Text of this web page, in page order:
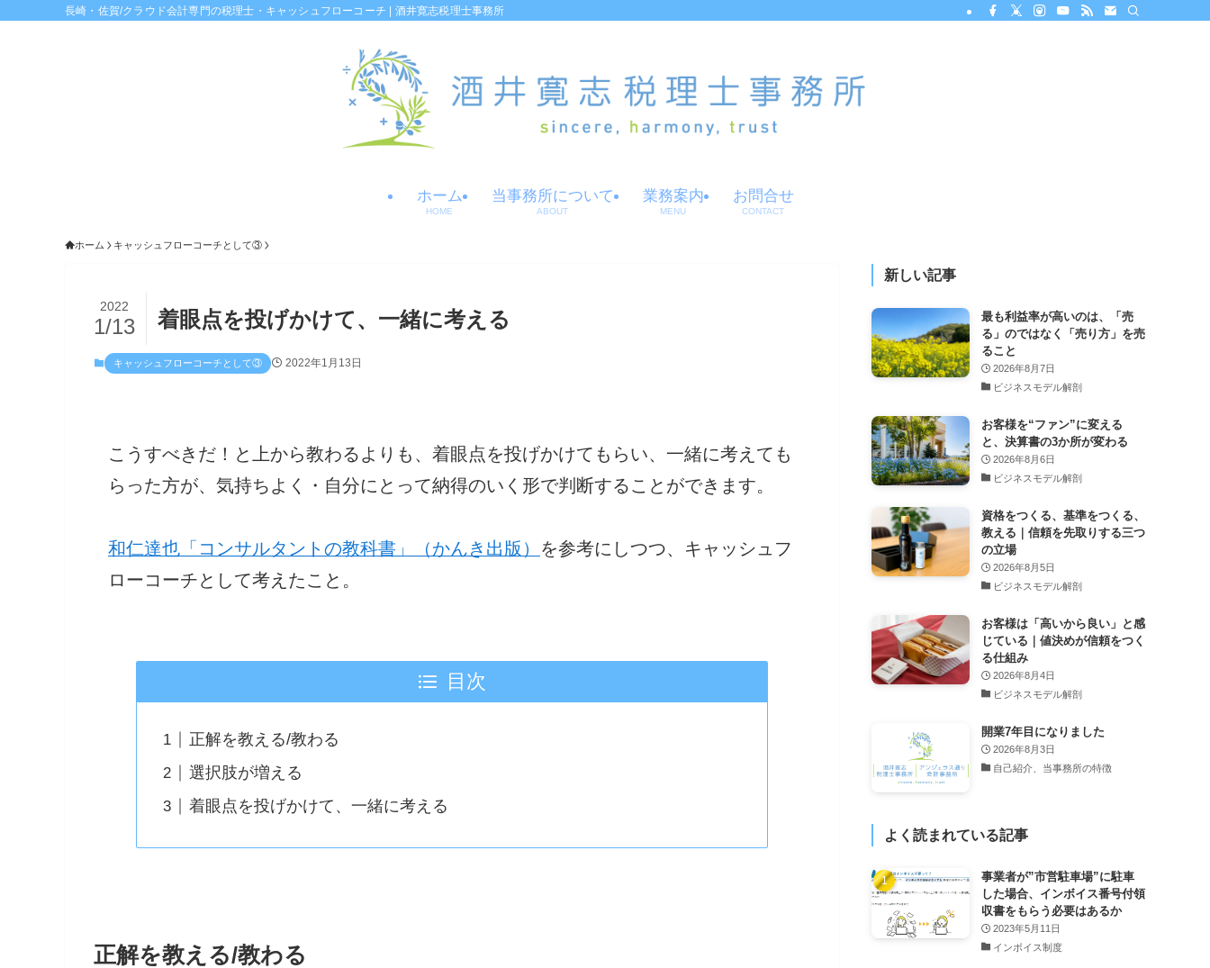
長崎・佐賀/クラウド会計専門の税理士・キャッシュフローコーチ | 酒井寛志税理士事務所
ホーム
HOME
当事務所について
ABOUT
業務案内
MENU
お問合せ
CONTACT
ホーム キャッシュフローコーチとして③
着眼点を投げかけて、一緒に考える
2022
1/13
キャッシュフローコーチとして③ 2022年1月13日
こうすべきだ！と上から教わるよりも、着眼点を投げかけてもらい、一緒に考えても
らった方が、気持ちよく・自分にとって納得のいく形で判断することができます。
和仁達也「コンサルタントの教科書」（かんき出版） を参考にしつつ、キャッシュフ
ローコーチとして考えたこと。
目次
正解を教える/教わる
選択肢が増える
着眼点を投げかけて、一緒に考える
正解を教える/教わる
新しい記事
最も利益率が高いのは、「売
る」のではなく「売り方」を売
ること
2026年8月7日
ビジネスモデル解剖
お客様を“ファン”に変える
と、決算書の3か所が変わる
2026年8月6日
ビジネスモデル解剖
資格をつくる、基準をつくる、
教える｜信頼を先取りする三つ
の立場
2026年8月5日
ビジネスモデル解剖
お客様は「高いから良い」と感
じている｜値決めが信頼をつく
る仕組み
2026年8月4日
ビジネスモデル解剖
開業7年目になりました
2026年8月3日
自己紹介、当事務所の特徴
よく読まれている記事
事業者が”市営駐車場”に駐車
した場合、インボイス番号付領
収書をもらう必要はあるか
2023年5月11日
インボイス制度